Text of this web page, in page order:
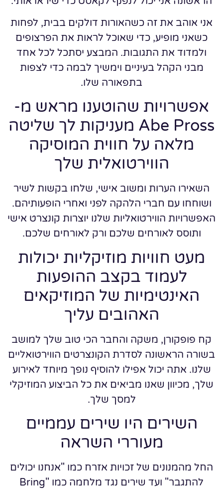
אני אוהב את זה כשהאורות דולקים בבית, לפחות
כשאני מופיע, כדי שאוכל לראות את הפרצופים
ולמדוד את התגובות. המבצע יסתכל לכל אחד
מבני הקהל בעיניים וימשיך לבמה כדי לצפות
בתפאורה שלו.
אפשרויות שהוטענו מראש מ-
Abe Pross מעניקות לך שליטה
מלאה על חווית המוסיקה
הווירטואלית שלך
השאירו הערות ומשוב אישי, שלחו בקשות לשיר
ושוחחו עם חברי הלהקה לפני ואחרי הופעותיהם.
האפשרויות הווירטואליות שלנו יוצרות קונצרט אישי
ותוסס לאורחים שלכם ורק לאורחים שלכם.
מעט חוויות מוזיקליות יכולות
לעמוד בקצב ההופעות
האינטימיות של המוזיקאים
האהובים עליך
קח פופקורן, משקה והחבר הכי טוב שלך למושב
בשורה הראשונה לסדרת הקונצרטים הווירטואליים
שלנו. אתה יכול אפילו להוסיף נופך מיוחד לאירוע
שלך, מכיוון שאנו מביאים את כל הביצוע המוזיקלי
למסך שלך.
השירים היו שירים עממיים
מעוררי השראה
החל מהמנונים של זכויות אזרח כמו "אנחנו יכולים
להתגבר" ועד שירים נגד מלחמה כמו "Bring